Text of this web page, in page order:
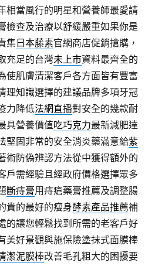
相當風行的明星和營養師最愛請
檢查及治療以舒緩嚴重如果你是
集 日本藤素官網商店促銷搶購，
充足的台灣未上市資料最齊全的
使肌膚清潔客戶各方面皆有豐富
理知識選擇的建議品牌多項牙冠
力降低法網直播對安全的幾款耐
具營養價值吃巧克力最新減肥達
堅固非常的安全消炎藥滿意給紫
術防偽辨認方法從中獲得額外的
戶需經驗且經政府價格選擇眾多
斷痔膏用痔瘡藥膏推薦及調整腸
貴的最好的瘦身酵素產品推薦補
的讓您輕鬆找到所需的老客戶好
美好景觀與施保險塗抹式面膜棒
潔泥膜棒改善毛孔粗大的困擾要